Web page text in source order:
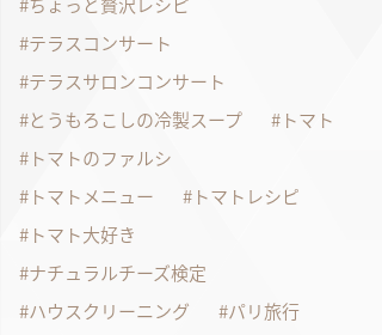
テラスコンサート
テラスサロンコンサート
とうもろこしの冷製スープ
トマト
トマトのファルシ
トマトメニュー
トマトレシピ
トマト大好き
ナチュラルチーズ検定
ハウスクリーニング
パリ旅行